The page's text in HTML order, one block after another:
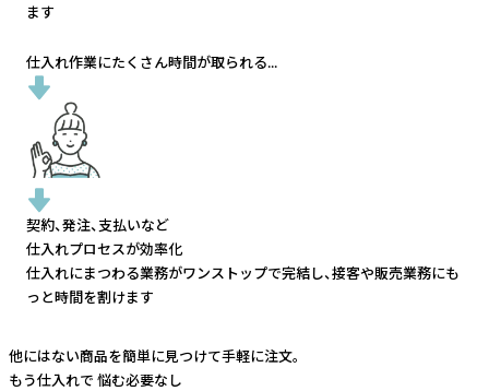
ます
仕入れ作業にたくさん時間が取られる...
契約、発注、支払いなど
仕入れプロセスが効率化
仕入れにまつわる業務がワンストップで完結し、接客や販売業務にも
っと時間を割けます
他にはない商品を簡単に見つけて手軽に注文。
もう仕入れで 悩む必要なし